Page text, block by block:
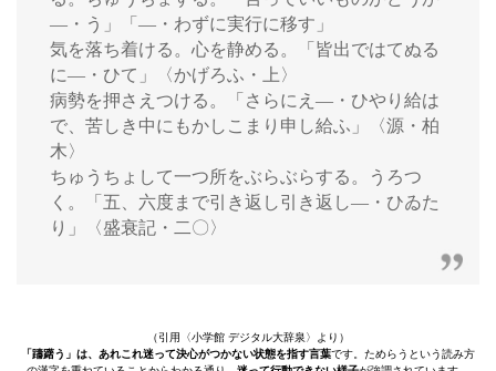
―・う」「―・わずに実行に移す」
気を落ち着ける。心を静める。「皆出ではてぬる
に―・ひて」〈かげろふ・上〉
病勢を押さえつける。「さらにえ―・ひやり給は
で、苦しき中にもかしこまり申し給ふ」〈源・柏
木〉
ちゅうちょして一つ所をぶらぶらする。うろつ
く。「五、六度まで引き返し引き返し―・ひゐた
り」〈盛衰記・二〇〉
（引用〈小学館 デジタル大辞泉〉より）
「躊躇う」は、あれこれ迷って決心がつかない状態を指す言葉です。ためらうという読み方